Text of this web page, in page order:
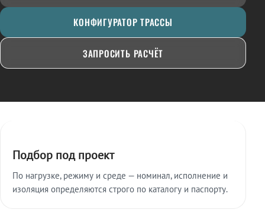
КОНФИГУРАТОР ТРАССЫ
ЗАПРОСИТЬ РАСЧЁТ
Подбор под проект
По нагрузке, режиму и среде — номинал, исполнение и
изоляция определяются строго по каталогу и паспорту.